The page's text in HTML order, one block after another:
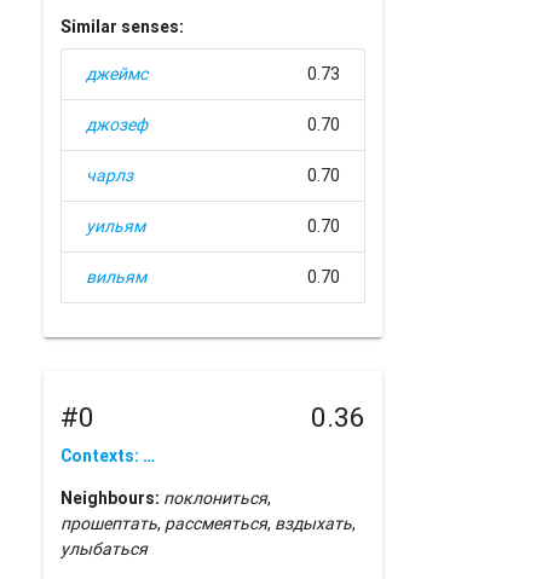
Similar senses:
джеймс 0.73
джозеф 0.70
чарлз 0.70
уильям 0.70
вильям 0.70
#0 0.36
Contexts: …
Neighbours: поклониться,
прошептать, рассмеяться, вздыхать,
улыбаться